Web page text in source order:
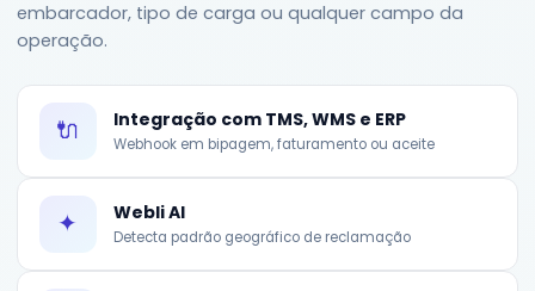
embarcador, tipo de carga ou qualquer campo da
operação.
🔌 Integração com TMS, WMS e ERP
Webhook em bipagem, faturamento ou aceite
✦ Webli AI
Detecta padrão geográfico de reclamação